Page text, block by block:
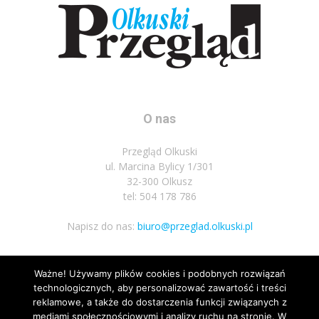
O nas
Przegląd Olkuski
ul. Marcina Bylicy 1/301
32-300 Olkusz
tel: 504 178 786
Napisz do nas: biuro@przeglad.olkuski.pl
Podążaj za nami
Ważne! Używamy plików cookies i podobnych rozwiązań
technologicznych, aby personalizować zawartość i treści
reklamowe, a także do dostarczenia funkcji związanych z
mediami społecznościowymi i analizy ruchu na stronie. W